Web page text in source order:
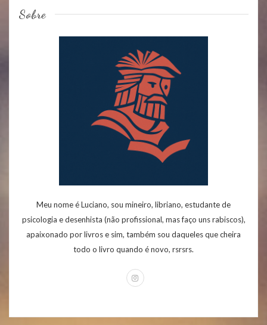
Sobre
Meu nome é Luciano, sou mineiro, libriano, estudante de
psicologia e desenhista (não profissional, mas faço uns rabiscos),
apaixonado por livros e sim, também sou daqueles que cheira
todo o livro quando é novo, rsrsrs.